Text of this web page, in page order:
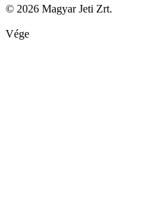
© 2026 Magyar Jeti Zrt.
Vége